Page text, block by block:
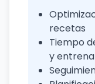
recetas
Tiempo
y